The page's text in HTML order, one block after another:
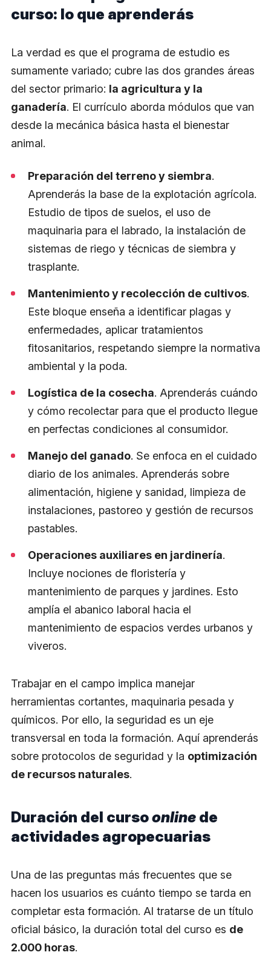
curso: lo que aprenderás
La verdad es que el programa de estudio es
sumamente variado; cubre las dos grandes áreas
del sector primario: la agricultura y la
ganadería. El currículo aborda módulos que van
desde la mecánica básica hasta el bienestar
animal.
Preparación del terreno y siembra.
Aprenderás la base de la explotación agrícola.
Estudio de tipos de suelos, el uso de
maquinaria para el labrado, la instalación de
sistemas de riego y técnicas de siembra y
trasplante.
Mantenimiento y recolección de cultivos.
Este bloque enseña a identificar plagas y
enfermedades, aplicar tratamientos
fitosanitarios, respetando siempre la normativa
ambiental y la poda.
Logística de la cosecha. Aprenderás cuándo
y cómo recolectar para que el producto llegue
en perfectas condiciones al consumidor.
Manejo del ganado. Se enfoca en el cuidado
diario de los animales. Aprenderás sobre
alimentación, higiene y sanidad, limpieza de
instalaciones, pastoreo y gestión de recursos
pastables.
Operaciones auxiliares en jardinería.
Incluye nociones de floristería y
mantenimiento de parques y jardines. Esto
amplía el abanico laboral hacia el
mantenimiento de espacios verdes urbanos y
viveros.
​Trabajar en el campo implica manejar
herramientas cortantes, maquinaria pesada y
químicos. Por ello, la seguridad es un eje
transversal en toda la formación. Aquí aprenderás
sobre protocolos de seguridad y la optimización
de recursos naturales.
Duración del cursoonline de
actividades agropecuarias
​Una de las preguntas más frecuentes que se
hacen los usuarios es cuánto tiempo se tarda en
completar esta formación. Al tratarse de un título
oficial básico, la duración total del curso es de
2.000 horas.